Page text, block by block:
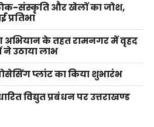
संस्कृति और खेलों का जोश,
प्रतिभा
अभियान के तहत रामनगर में वृहद
ने उठाया लाभ
प्लांट का किया शुभारंभ
विद्युत प्रबंधन पर उत्तराखण्ड